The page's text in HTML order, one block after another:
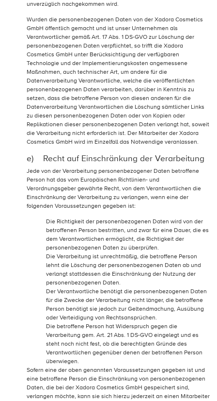
unverzüglich nachgekommen wird.
Wurden die personenbezogenen Daten von der Xadora Cosmetics
GmbH öffentlich gemacht und ist unser Unternehmen als
Verantwortlicher gemäß Art. 17 Abs. 1 DS-GVO zur Löschung der
personenbezogenen Daten verpflichtet, so trifft die Xadora
Cosmetics GmbH unter Berücksichtigung der verfügbaren
Technologie und der Implementierungskosten angemessene
Maßnahmen, auch technischer Art, um andere für die
Datenverarbeitung Verantwortliche, welche die veröffentlichten
personenbezogenen Daten verarbeiten, darüber in Kenntnis zu
setzen, dass die betroffene Person von diesen anderen für die
Datenverarbeitung Verantwortlichen die Löschung sämtlicher Links
zu diesen personenbezogenen Daten oder von Kopien oder
Replikationen dieser personenbezogenen Daten verlangt hat, soweit
die Verarbeitung nicht erforderlich ist. Der Mitarbeiter der Xadora
Cosmetics GmbH wird im Einzelfall das Notwendige veranlassen.
e) Recht auf Einschränkung der Verarbeitung
Jede von der Verarbeitung personenbezogener Daten betroffene
Person hat das vom Europäischen Richtlinien- und
Verordnungsgeber gewährte Recht, von dem Verantwortlichen die
Einschränkung der Verarbeitung zu verlangen, wenn eine der
folgenden Voraussetzungen gegeben ist:
Die Richtigkeit der personenbezogenen Daten wird von der
betroffenen Person bestritten, und zwar für eine Dauer, die es
dem Verantwortlichen ermöglicht, die Richtigkeit der
personenbezogenen Daten zu überprüfen.
Die Verarbeitung ist unrechtmäßig, die betroffene Person
lehnt die Löschung der personenbezogenen Daten ab und
verlangt stattdessen die Einschränkung der Nutzung der
personenbezogenen Daten.
Der Verantwortliche benötigt die personenbezogenen Daten
für die Zwecke der Verarbeitung nicht länger, die betroffene
Person benötigt sie jedoch zur Geltendmachung, Ausübung
oder Verteidigung von Rechtsansprüchen.
Die betroffene Person hat Widerspruch gegen die
Verarbeitung gem. Art. 21 Abs. 1 DS-GVO eingelegt und es
steht noch nicht fest, ob die berechtigten Gründe des
Verantwortlichen gegenüber denen der betroffenen Person
überwiegen.
Sofern eine der oben genannten Voraussetzungen gegeben ist und
eine betroffene Person die Einschränkung von personenbezogenen
Daten, die bei der Xadora Cosmetics GmbH gespeichert sind,
verlangen möchte, kann sie sich hierzu jederzeit an einen Mitarbeiter